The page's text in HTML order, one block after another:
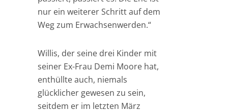
nur ein weiterer Schritt auf dem
Weg zum Erwachsenwerden.“
Willis, der seine drei Kinder mit
seiner Ex-Frau Demi Moore hat,
enthüllte auch, niemals
glücklicher gewesen zu sein,
seitdem er im letzten März